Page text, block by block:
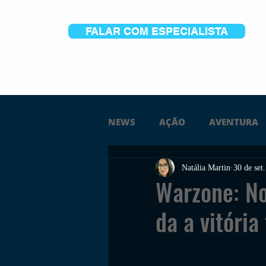
FALAR COM ESPECIALISTA
NEWS AÇÃO AVENTURA
FICÇÃO TERROR PC
TRAILER PLATAFORMA
Warzone:
da a
Natália Martin 30 de